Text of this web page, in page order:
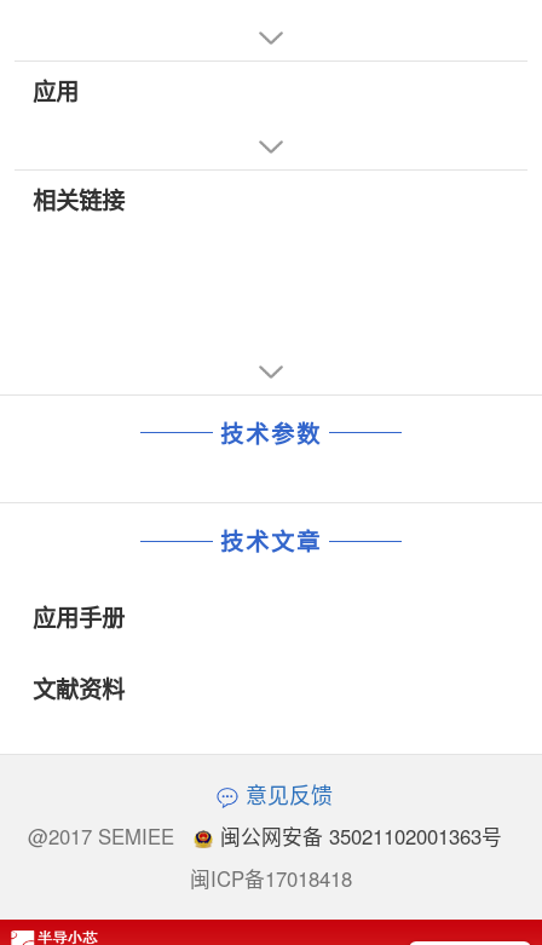
应用
相关链接
技术参数
技术文章
应用手册
文献资料
意见反馈
@2017 SEMIEE
闽公网安备 35021102001363号
闽ICP备17018418